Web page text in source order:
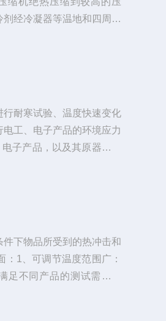
经冷凝器等温地和四周介
证制冷试验机组正常运行,
耐寒试验、温度快速变化
工、电子产品的环境应力
子产品，以及其原器件，
够符合预定要求，以便供
下物品所受到的热冲击和
1、可调节温度范围广：
不同产品的测试需求。